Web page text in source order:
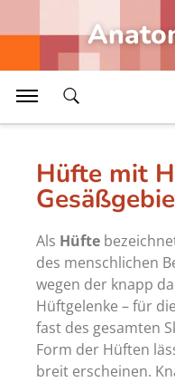
Erkrankung
Leiste,
DNA-
Übertragung
Becken der
Übertragung
Morbus
Peripheres
Hüfte mit
Als Hüfte
des menschlichen
wegen der knapp
Hüftgelenke – für
fast des gesamten
Form der Hüften
breit erscheinen.